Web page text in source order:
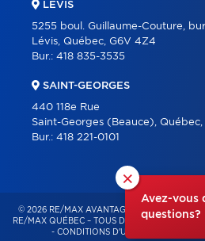
×
Avez-vous
questions?
LÉVIS
5255 boul. Guillaume-Couture,
Lévis, Québec, G6V 4Z4
Bur.: 418 835-3535
SAINT-GEORGES
440 118e Rue
Saint-Georges (Beauce), Québec,
Bur.: 418 221-0101
© 2026 RE/MAX AVANTAGES – FRANCHISÉ
RE/MAX QUÉBEC – TOUS DROITS RÉSERVÉS -
- CONDITIONS D'UTILISATION